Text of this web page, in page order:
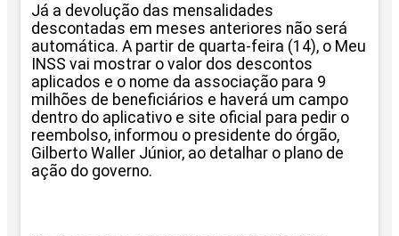
Já a devolução das mensalidades
descontadas em meses anteriores não será
automática. A partir de quarta-feira (14), o Meu
INSS vai mostrar o valor dos descontos
aplicados e o nome da associação para 9
milhões de beneficiários e haverá um campo
dentro do aplicativo e site oficial para pedir o
reembolso, informou o presidente do órgão,
Gilberto Waller Júnior, ao detalhar o plano de
ação do governo.